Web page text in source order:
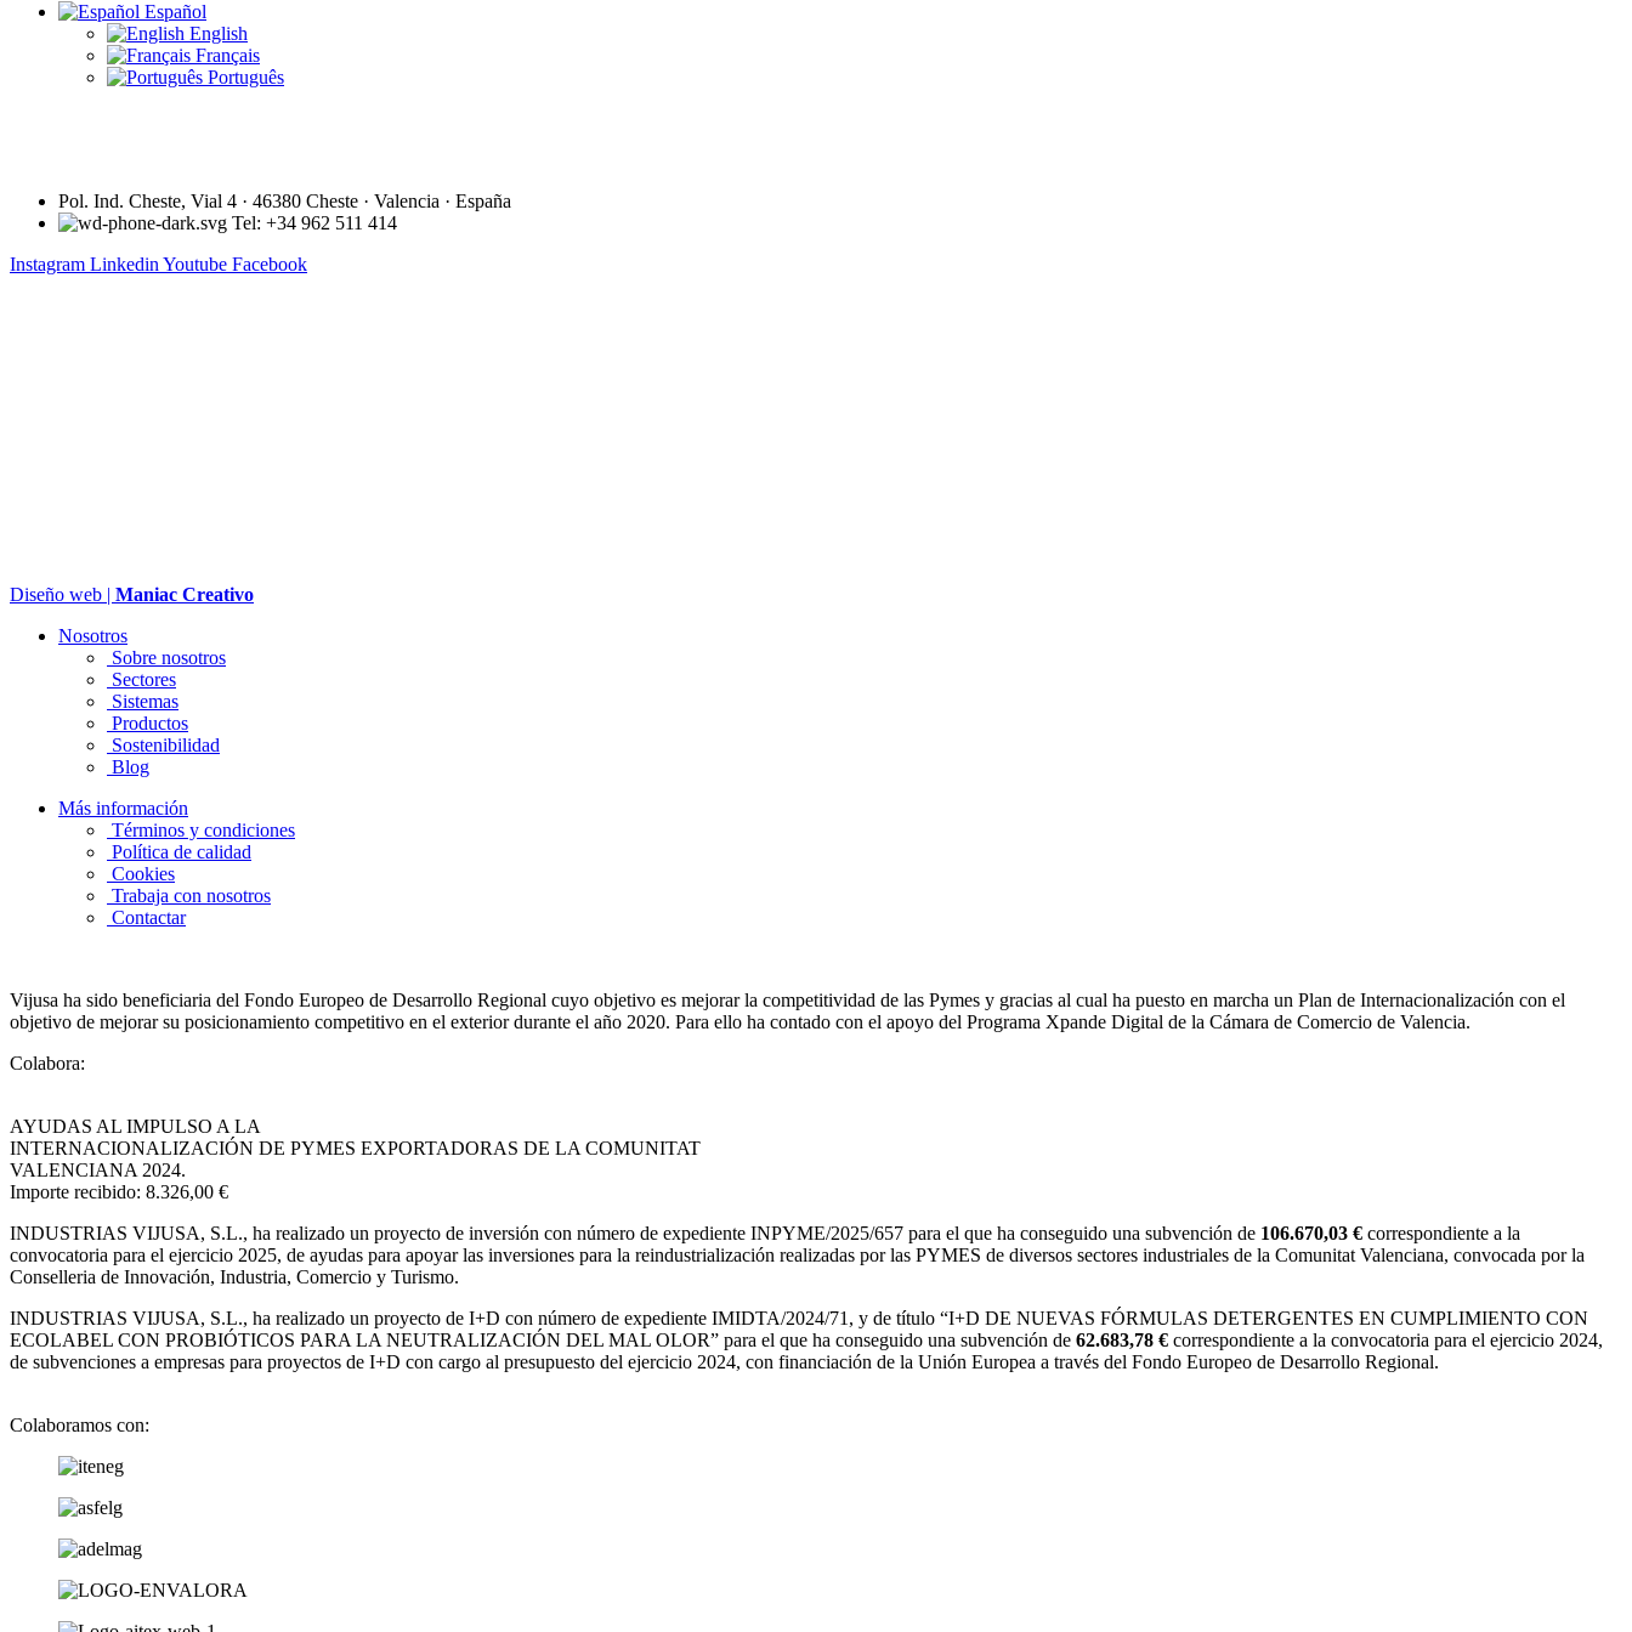
Español
English
Français
Português
Pol. Ind. Cheste, Vial 4 · 46380 Cheste · Valencia · España
Tel: +34 962 511 414
Instagram Linkedin Youtube Facebook
Diseño web | Maniac Creativo
Nosotros
Sobre nosotros
Sectores
Sistemas
Productos
Sostenibilidad
Blog
Más información
Términos y condiciones
Política de calidad
Cookies
Trabaja con nosotros
Contactar
Vijusa ha sido beneficiaria del Fondo Europeo de Desarrollo Regional cuyo objetivo es mejorar la competitividad de las Pymes y gracias al cual ha puesto en marcha un Plan de Internacionalización con el
objetivo de mejorar su posicionamiento competitivo en el exterior durante el año 2020. Para ello ha contado con el apoyo del Programa Xpande Digital de la Cámara de Comercio de Valencia.
Colabora:
AYUDAS AL IMPULSO A LA
INTERNACIONALIZACIÓN DE PYMES EXPORTADORAS DE LA COMUNITAT
VALENCIANA 2024.
Importe recibido: 8.326,00 €
INDUSTRIAS VIJUSA, S.L., ha realizado un proyecto de inversión con número de expediente INPYME/2025/657 para el que ha conseguido una subvención de 106.670,03 € correspondiente a la
convocatoria para el ejercicio 2025, de ayudas para apoyar las inversiones para la reindustrialización realizadas por las PYMES de diversos sectores industriales de la Comunitat Valenciana, convocada por la
Conselleria de Innovación, Industria, Comercio y Turismo.
INDUSTRIAS VIJUSA, S.L., ha realizado un proyecto de I+D con número de expediente IMIDTA/2024/71, y de título “I+D DE NUEVAS FÓRMULAS DETERGENTES EN CUMPLIMIENTO CON
ECOLABEL CON PROBIÓTICOS PARA LA NEUTRALIZACIÓN DEL MAL OLOR” para el que ha conseguido una subvención de 62.683,78 € correspondiente a la convocatoria para el ejercicio 2024,
de subvenciones a empresas para proyectos de I+D con cargo al presupuesto del ejercicio 2024, con financiación de la Unión Europea a través del Fondo Europeo de Desarrollo Regional.
Colaboramos con: